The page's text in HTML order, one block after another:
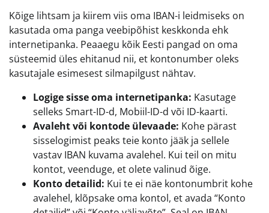
Kõige lihtsam ja kiirem viis oma IBAN-i leidmiseks on
kasutada oma panga veebipõhist keskkonda ehk
internetipanka. Peaaegu kõik Eesti pangad on oma
süsteemid üles ehitanud nii, et kontonumber oleks
kasutajale esimesest silmapilgust nähtav.
Logige sisse oma internetipanka: Kasutage
selleks Smart-ID-d, Mobiil-ID-d või ID-kaarti.
Avaleht või kontode ülevaade: Kohe pärast
sisselogimist peaks teie konto jääk ja sellele
vastav IBAN kuvama avalehel. Kui teil on mitu
kontot, veenduge, et olete valinud õige.
Konto detailid: Kui te ei näe kontonumbrit kohe
avalehel, klõpsake oma kontol, et avada “Konto